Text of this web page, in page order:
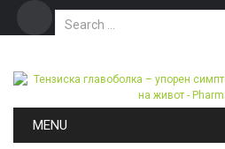
Search for:
MENU